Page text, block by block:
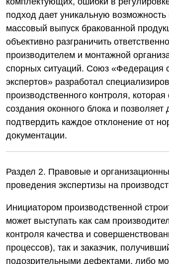
подход дает уникальную возможность
массовый выпуск бракованной
объективно разграничить
производителем и монтажной
спорных ситуаций. Союз «Федерация
экспертов» разработал
производственного контроля,
создания оконного блока и позволяет
подтвердить каждое отклонение от
документации.
Раздел 2. Правовые и
проведения экспертизы на
Инициатором производственной
может выступать как сам
контроля качества и
процессов), так и заказчик,
подозрительными дефектами, либо